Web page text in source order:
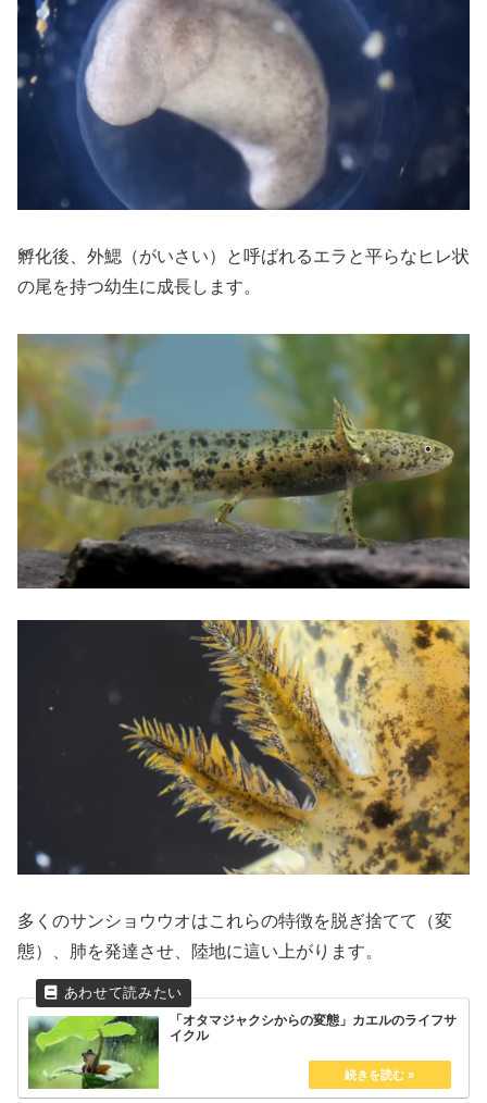
孵化後、外鰓（がいさい）と呼ばれるエラと平らなヒレ状
の尾を持つ幼生に成長します。
多くのサンショウウオはこれらの特徴を脱ぎ捨てて（変
態）、肺を発達させ、陸地に這い上がります。
「オタマジャクシからの変態」カエルのライフサ
イクル